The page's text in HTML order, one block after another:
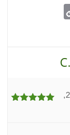
יולי 2,